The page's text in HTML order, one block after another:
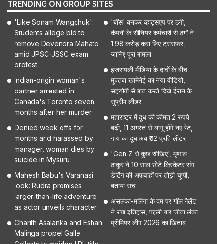
TRENDING ON GROUP SITES
'Like Sonam Wangchuk':
Students allege bid to
remove Devendra Mahato
amid JPSC-JSSC exam
protest
Indian-origin woman's
partner arrested in
Canada's Toronto seven
months after her murder
Denied week offs for
months and harassed by
manager, woman dies by
suicide in Mysuru
Mahesh Babu's Varanasi
look: Rudra promises
larger-than-life adventure
as actor unveils character
Charith Asalanka and Eshan
Malinga propel Galle
'बॉस' बनकर व्हाट्सएप पर ठगी,
कंपनी के सीनियर कर्मचारी से ठगों ने
1.98 करोड़ करा लिए ट्रांसफर,
जानिए पूरा मामला
इजरायली मीडिया के दावों के बीच
मुज्तबा खामेनेई का नया वीडियो,
सहयोगी से बात करते दिखे ईरान के
सुप्रीम लीडर
महाराष्ट्र में दूध की कीमत 2 रुपये
बढ़ी, 11 अगस्त से लागू होंगे नए रेट,
गाय का दूध अब ₹62 प्रति लीटर
'Gen Z से कुछ सीखिए', मृणाल
ठाकुर ने 10 साल छोटे क्रिकेटर संग
डेटिंग की अफवाहों पर तोड़ी चुप्पी,
बताया सच
असलंका-मलिंगा के दम पर गॉल गैलेंट
ने रचा इतिहास, पहली बार जीता लंका
प्रीमियर लीग 2026 का खिताब